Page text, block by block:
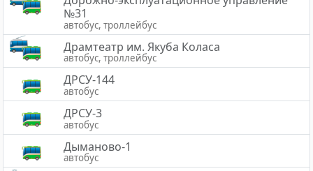
№31
автобус, троллейбус
Драмтеатр им. Якуба Коласа
автобус, троллейбус
ДРСУ-144
автобус
ДРСУ-3
автобус
Дыманово-1
автобус